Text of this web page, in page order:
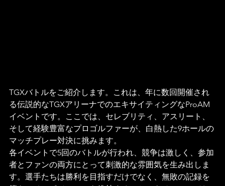
TGXバトルをご紹介します。これは、年に数回開催され
る伝説的なTGXアリーナでのエキサイティングなProAM
イベントです。ここでは、セレブリティ、アスリート、
そして経験豊富なプロゴルファーが、白熱した9ホールの
マッチプレー対決に挑みます。
各イベントで5回のバトルが行われ、競争は激しく、参加
者とファンの両方にとって刺激的な雰囲気を生み出しま
す。選手たちは勝利を目指すだけでなく、無敗の記録を